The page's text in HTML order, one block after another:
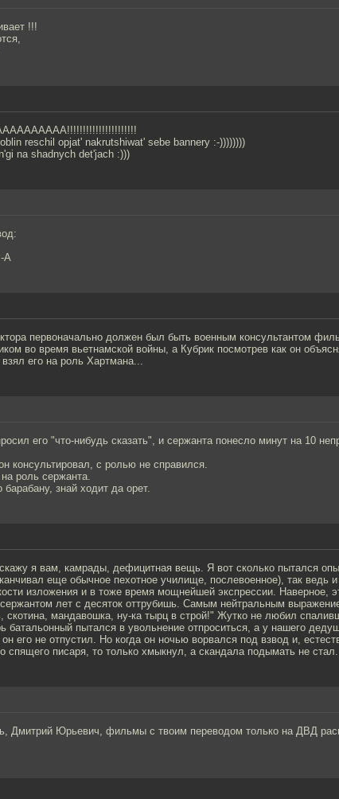
!!!
reschil opjat' nakrutshiwat' sebe bannery :-))))))))
na shadnych det'jach :)))
А
первоначально должен был быть военным консультантом
во время вьетнамской войны, а Кубрик посмотрев как он
его на роль Хартмана...
его "что-нибудь сказать", и сержанта понесло минут на 10
консультировал, с ролью не справился.
роль сержанта.
знай ходит да орет.
я вам, камрады, дефицитная вещь. Я вот сколько пытался
еще обычное пехотное училище, послевоенное), так ведь
изложения и в тоже время мощнейшей экспрессии. Наверное,
сержантом лет с десяток оттрубишь. Самым нейтральным
скотина, мандавошка, ну-ка тырц в строй!" Жутко не любил
батальонный пытался в увольнение отпроситься, а у нашего
его не отпустил. Но когда он ночью ворвался под взвод и,
спящего писаря, то только хмыкнул, а скандала подымать не стал.
Дмитрий Юрьевич, фильмы с твоим переводом только на ДВД